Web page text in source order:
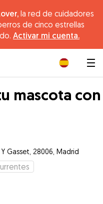
la red de cuidadores
de cinco estrellas
Activar mi cuenta.
mascota con
Gasset, 28006, Madrid